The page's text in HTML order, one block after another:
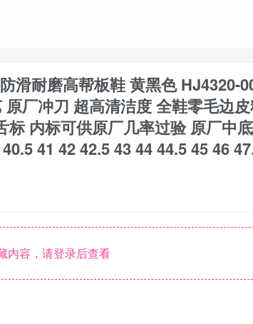
滑耐磨高帮板鞋 黄黑色 HJ4320-
厂冲刀 超高清洁度 全鞋零毛边
内标可供原厂几率过验 原厂中
41 42 42.5 43 44 44.5 45 46
内容，请登录后查看